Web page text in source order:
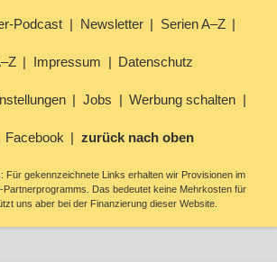
Podcast Newsletter Serien A–Z
Impressum Datenschutz
Jobs Werbung schalten
Facebook zurück nach oben
Für gekennzeichnete Links erhalten wir Provisionen im
Partnerprogramms. Das bedeutet keine Mehrkosten für
uns aber bei der Finanzierung dieser Website.